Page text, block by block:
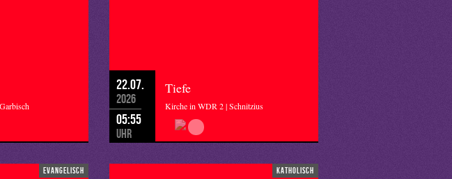
22.07.
2026
05:55
Uhr
Tiefe
Kirche in WDR 2 | Schnitzius
evangelisch katholisch